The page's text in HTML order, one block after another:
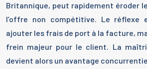
Britannique, peut rapidement éroder
l’offre non compétitive. Le réflexe
ajouter les frais de port à la facture,
frein majeur pour le client. La
devient alors un avantage